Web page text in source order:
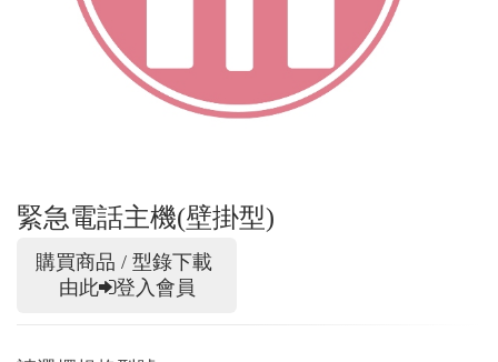
緊急電話主機(壁掛型)
購買商品 / 型錄下載
由此
登入會員